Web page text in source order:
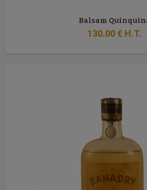
Balsam
130.00€ H.T.